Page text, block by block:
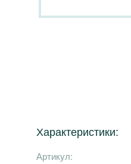
Характеристики:
Артикул: